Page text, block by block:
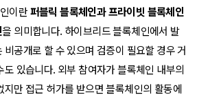
이란퍼블릭 블록체인과 프라이빗 블록체인
을 의미합니다. 하이브리드 블록체인에서 발
비공개로 할 수 있으며 검증이 필요할 경우 거
도 있습니다. 외부 참여자가 블록체인 내부의
지만 접근 허가를 받으면 블록체인의 활동에